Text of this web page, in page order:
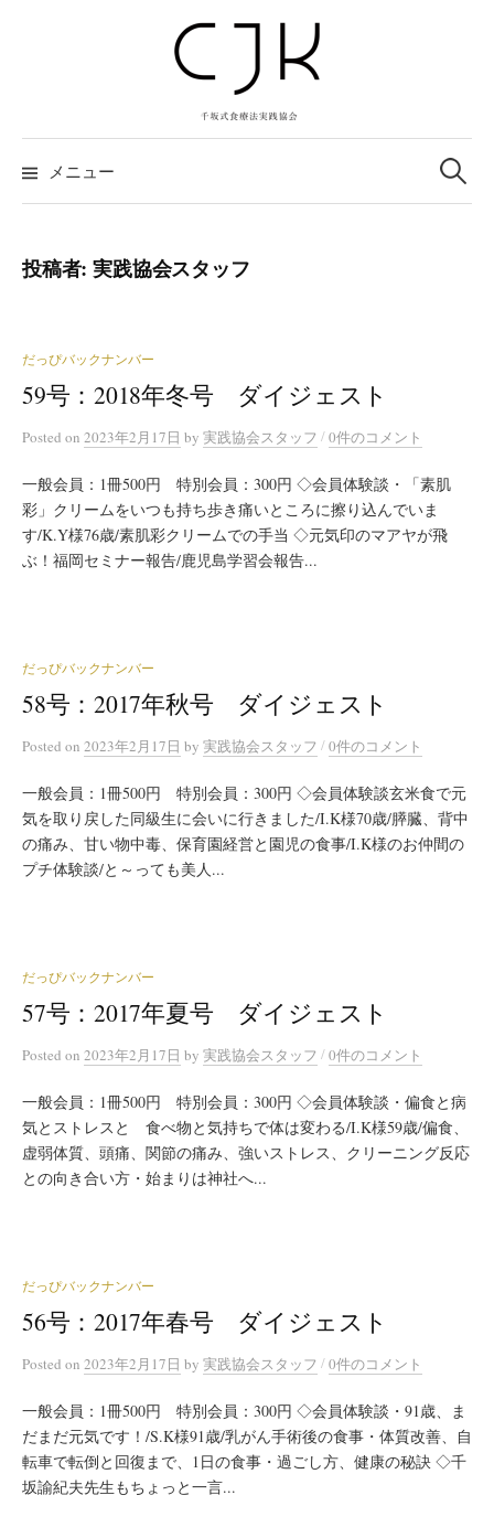
ツ
へ
プ
メニュー
検
索:
投稿者:実践協会スタッフ
だっぴバックナンバー
59号：2018年冬号 ダイジェスト
Posted on 2023年2月17日 by 実践協会スタッフ /0件のコメント
一般会員：1冊500円 特別会員：300円 ◇会員体験談・「素肌
彩」クリームをいつも持ち歩き痛いところに擦り込んでいま
す/K.Y様76歳/素肌彩クリームでの手当 ◇元気印のマアヤが飛
ぶ！福岡セミナー報告/鹿児島学習会報告...
だっぴバックナンバー
58号：2017年秋号 ダイジェスト
Posted on 2023年2月17日 by 実践協会スタッフ /0件のコメント
一般会員：1冊500円 特別会員：300円 ◇会員体験談玄米食で元
気を取り戻した同級生に会いに行きました/I.K様70歳/膵臓、背中
の痛み、甘い物中毒、保育園経営と園児の食事/I.K様のお仲間の
プチ体験談/と～っても美人...
だっぴバックナンバー
57号：2017年夏号 ダイジェスト
Posted on 2023年2月17日 by 実践協会スタッフ /0件のコメント
一般会員：1冊500円 特別会員：300円 ◇会員体験談・偏食と病
気とストレスと 食べ物と気持ちで体は変わる/I.K様59歳/偏食、
虚弱体質、頭痛、関節の痛み、強いストレス、クリーニング反応
との向き合い方・始まりは神社へ...
だっぴバックナンバー
56号：2017年春号 ダイジェスト
Posted on 2023年2月17日 by 実践協会スタッフ /0件のコメント
一般会員：1冊500円 特別会員：300円 ◇会員体験談・91歳、ま
だまだ元気です！/S.K様91歳/乳がん手術後の食事・体質改善、自
転車で転倒と回復まで、1日の食事・過ごし方、健康の秘訣 ◇千
坂諭紀夫先生もちょっと一言...